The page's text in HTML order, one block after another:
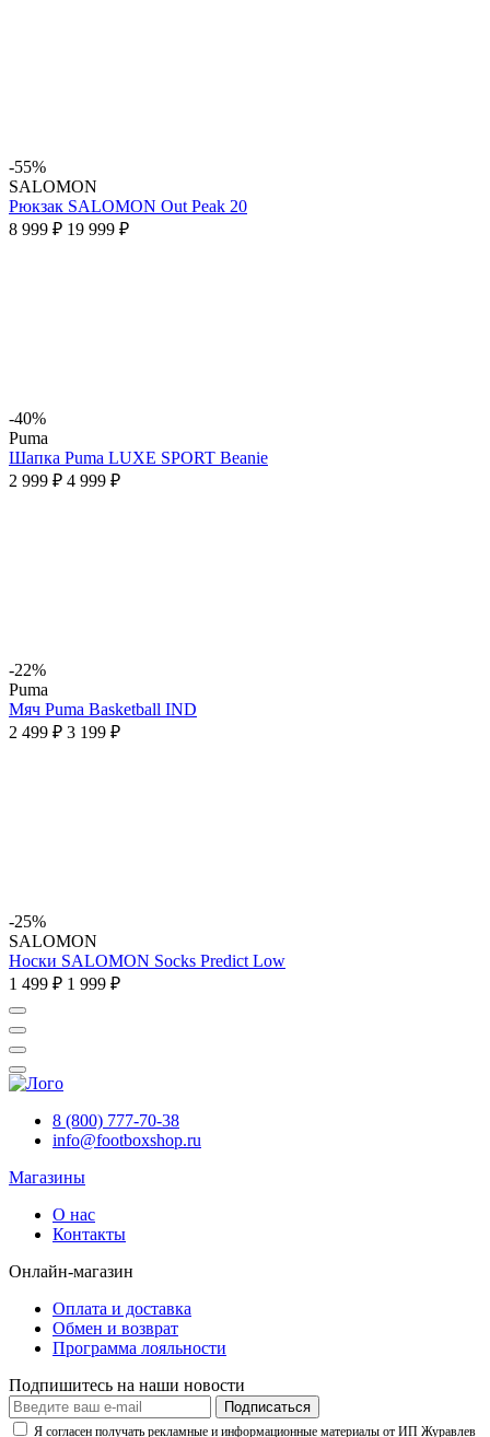
-55%
SALOMON
Рюкзак SALOMON Out Peak 20
8 999 ₽ 19 999 ₽
-40%
Puma
Шапка Puma LUXE SPORT Beanie
2 999 ₽ 4 999 ₽
-22%
Puma
Мяч Puma Basketball IND
2 499 ₽ 3 199 ₽
-25%
SALOMON
Носки SALOMON Socks Predict Low
1 499 ₽ 1 999 ₽
8 (800) 777-70-38
info@footboxshop.ru
Магазины
О нас
Контакты
Онлайн-магазин
Оплата и доставка
Обмен и возврат
Программа лояльности
Подпишитесь на наши новости
Подписаться
Я согласен получать рекламные и информационные материалы от ИП Журавлев